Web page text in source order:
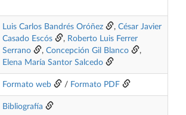
Luis Carlos Bandrés Oróñez , César Javier
Casado Escós
, Roberto Luis Ferrer
Serrano
, Concepción Gil Blanco
,
Elena María Santor Salcedo
Formato web / Formato PDF
Bibliografía